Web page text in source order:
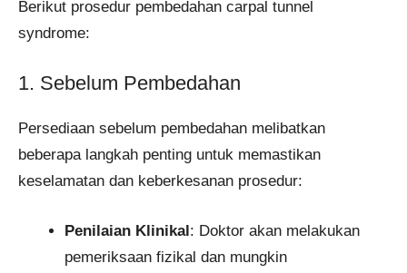
Berikut prosedur pembedahan carpal tunnel
syndrome:
1. Sebelum Pembedahan
Persediaan sebelum pembedahan melibatkan
beberapa langkah penting untuk memastikan
keselamatan dan keberkesanan prosedur:
Penilaian Klinikal: Doktor akan melakukan
pemeriksaan fizikal dan mungkin